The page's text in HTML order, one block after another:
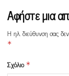
Αφήστε μια
Η ηλ. διεύθυνση σας
*
Σχόλιο *